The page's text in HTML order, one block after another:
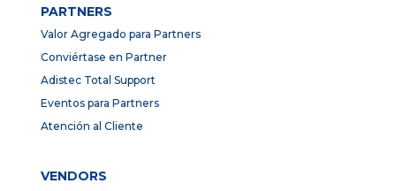
PARTNERS
Valor Agregado para Partners
Conviértase en Partner
Adistec Total Support
Eventos para Partners
Atención al Cliente
VENDORS